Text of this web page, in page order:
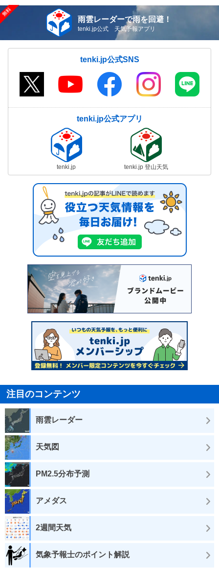
雨雲レーダーで雨を回避！
tenki.jp公式 天気予報アプリ
tenki.jp公式SNS
tenki.jp公式アプリ
tenki.jp tenki.jp 登山天気
注目のコンテンツ
雨雲レーダー
天気図
PM2.5分布予測
アメダス
2週間天気
気象予報士のポイント解説